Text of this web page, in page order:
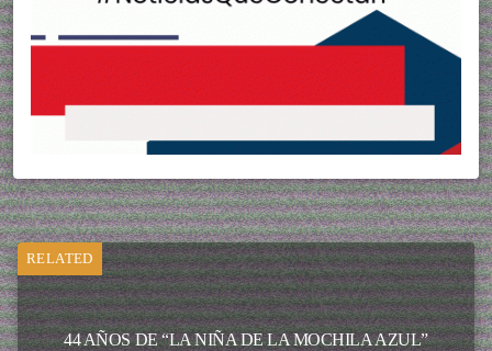
RELATED
44 AÑOS DE “LA NIÑA DE LA MOCHILA AZUL”